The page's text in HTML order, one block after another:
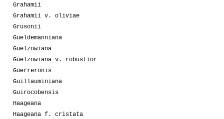
Grahamii
Grahamii v. oliviae
Grusonii
Gueldemanniana
Guelzowiana
Guelzowiana v. robustior
Guerreronis
Guillauminiana
Guirocobensis
Haageana
Haageana f. cristata